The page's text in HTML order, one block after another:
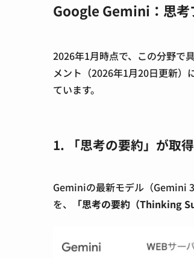
Google Gemini：思考
2026年1月時点で、この分野で
メント（2026年1月20日更新
ています。
1. 「思考の要約」が取
Geminiの最新モデル（Gemini
を、
「思考の要約（Thinking